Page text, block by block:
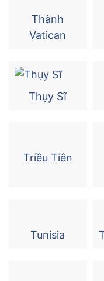
Thành
Vatican
Thụy Sĩ
Triều Tiên
Tunisia